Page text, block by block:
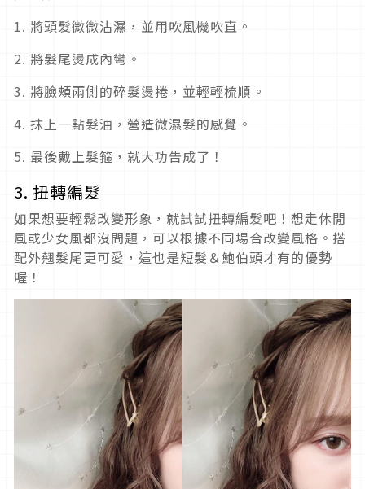
1. 將頭髮微微沾濕，並用吹風機吹直。
2. 將髮尾燙成內彎。
3. 將臉頰兩側的碎髮燙捲，並輕輕梳順。
4. 抹上一點髮油，營造微濕髮的感覺。
5. 最後戴上髮箍，就大功告成了！
3. 扭轉編髮
如果想要輕鬆改變形象，就試試扭轉編髮吧！想走休閒
風或少女風都沒問題，可以根據不同場合改變風格。搭
配外翹髮尾更可愛，這也是短髮＆鮑伯頭才有的優勢
喔！